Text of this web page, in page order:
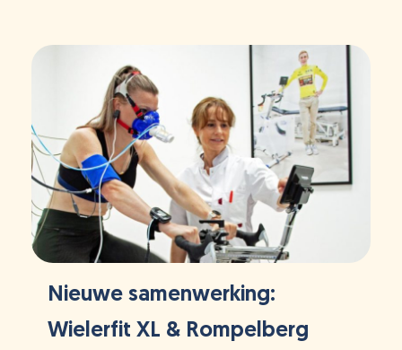
Nieuwe samenwerking:
Wielerfit XL & Rompelberg